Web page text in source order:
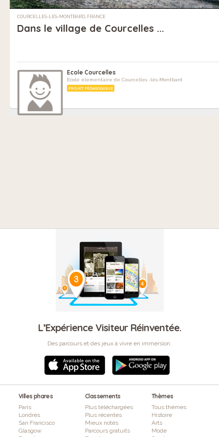
COURCELLES-LÈS-MONTBARD, FRANCE
Dans le village de Courcelles ...
Ecole Courcelles
Ecole élémentaire de Courcelles -lès-Montbard
PROJET PÉDAGOGIQUE
L’Expérience Visiteur Réinventée.
Des parcours et des jeux à vivre en immersion.
Villes phares
Paris
Londres
San Francisco
Glasgow
Classements
Plus téléchargées
Plus récentes
Mieux notés
Parcours gratuits
Thèmes
Tous thèmes
Histoire
Arts
Mode